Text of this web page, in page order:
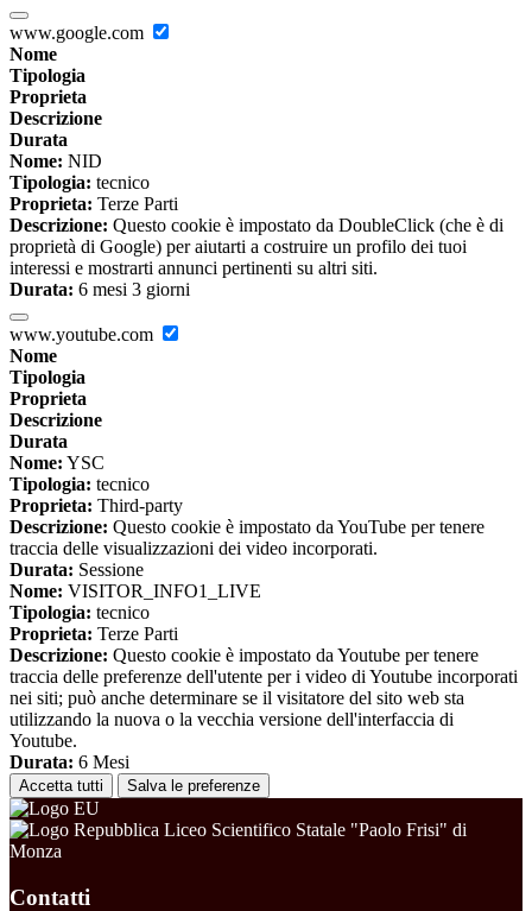
www.google.com
Nome
Tipologia
Proprieta
Descrizione
Durata
Nome: NID
Tipologia: tecnico
Proprieta: Terze Parti
Descrizione: Questo cookie è impostato da DoubleClick (che è di
proprietà di Google) per aiutarti a costruire un profilo dei tuoi
interessi e mostrarti annunci pertinenti su altri siti.
Durata: 6 mesi 3 giorni
www.youtube.com
Nome
Tipologia
Proprieta
Descrizione
Durata
Nome: YSC
Tipologia: tecnico
Proprieta: Third-party
Descrizione: Questo cookie è impostato da YouTube per tenere
traccia delle visualizzazioni dei video incorporati.
Durata: Sessione
Nome: VISITOR_INFO1_LIVE
Tipologia: tecnico
Proprieta: Terze Parti
Descrizione: Questo cookie è impostato da Youtube per tenere
traccia delle preferenze dell'utente per i video di Youtube incorporati
nei siti; può anche determinare se il visitatore del sito web sta
utilizzando la nuova o la vecchia versione dell'interfaccia di
Youtube.
Durata: 6 Mesi
Accetta tutti Salva le preferenze
Liceo Scientifico Statale "Paolo Frisi" di
Monza
Contatti